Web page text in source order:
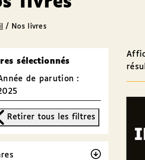
/ Nos livres
sélectionnés
de parution :
Retirer tous les filtres